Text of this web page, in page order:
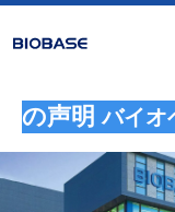
の声明バイオ